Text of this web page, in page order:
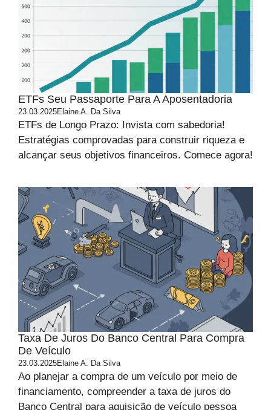
ETFs Seu Passaporte Para A Aposentadoria
23.03.2025Elaine A. Da Silva
ETFs de Longo Prazo: Invista com sabedoria!
Estratégias comprovadas para construir riqueza e
alcançar seus objetivos financeiros. Comece agora!
Taxa De Juros Do Banco Central Para Compra
De Veículo
23.03.2025Elaine A. Da Silva
Ao planejar a compra de um veículo por meio de
financiamento, compreender a taxa de juros do
Banco Central para aquisição de veículo pessoa